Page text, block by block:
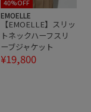
40%OFF
EMOELLE
【EMOELLE】スリッ
トネックハーフスリ
ーブジャケット
¥19,800